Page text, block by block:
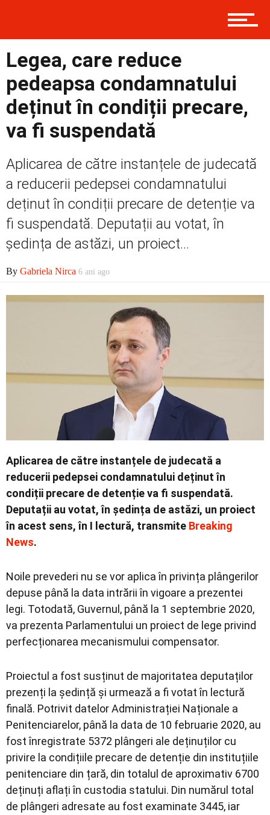
Prima
Politică
Externe
Legea, care reduce
pedeapsa condamnatului
deținut în condiții precare,
va fi suspendată
Aplicarea de către instanțele de judecată
a reducerii pedepsei condamnatului
deținut în condiții precare de detenție va
fi suspendată. Deputații au votat, în
ședința de astăzi, un proiect...
By Gabriela Nirca 6 ani ago
Aplicarea de către instanțele de judecată a
reducerii pedepsei condamnatului deținut în
condiții precare de detenție va fi suspendată.
Deputații au votat, în ședința de astăzi, un proiect
în acest sens, în I lectură, transmite Breaking
News.
Noile prevederi nu se vor aplica în privința plângerilor
depuse până la data intrării în vigoare a prezentei
legi. Totodată, Guvernul, până la 1 septembrie 2020,
va prezenta Parlamentului un proiect de lege privind
perfecționarea mecanismului compensator.
Proiectul a fost susținut de majoritatea deputaților
prezenți la ședință și urmează a fi votat în lectură
finală. Potrivit datelor Administrației Naționale a
Penitenciarelor, până la data de 10 februarie 2020, au
fost înregistrate 5372 plângeri ale deținuților cu
privire la condițiile precare de detenție din instituțiile
penitenciare din țară, din totalul de aproximativ 6700
deținuți aflați în custodia statului. Din numărul total
de plângeri adresate au fost examinate 3445, iar